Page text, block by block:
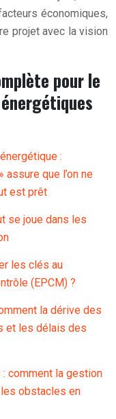
économiques,
projet avec la vision
pour le
:
que l’on ne
est prêt
se joue dans les
les clés au
(EPCM) ?
la dérive des
et les délais des
: comment la gestion
obstacles en